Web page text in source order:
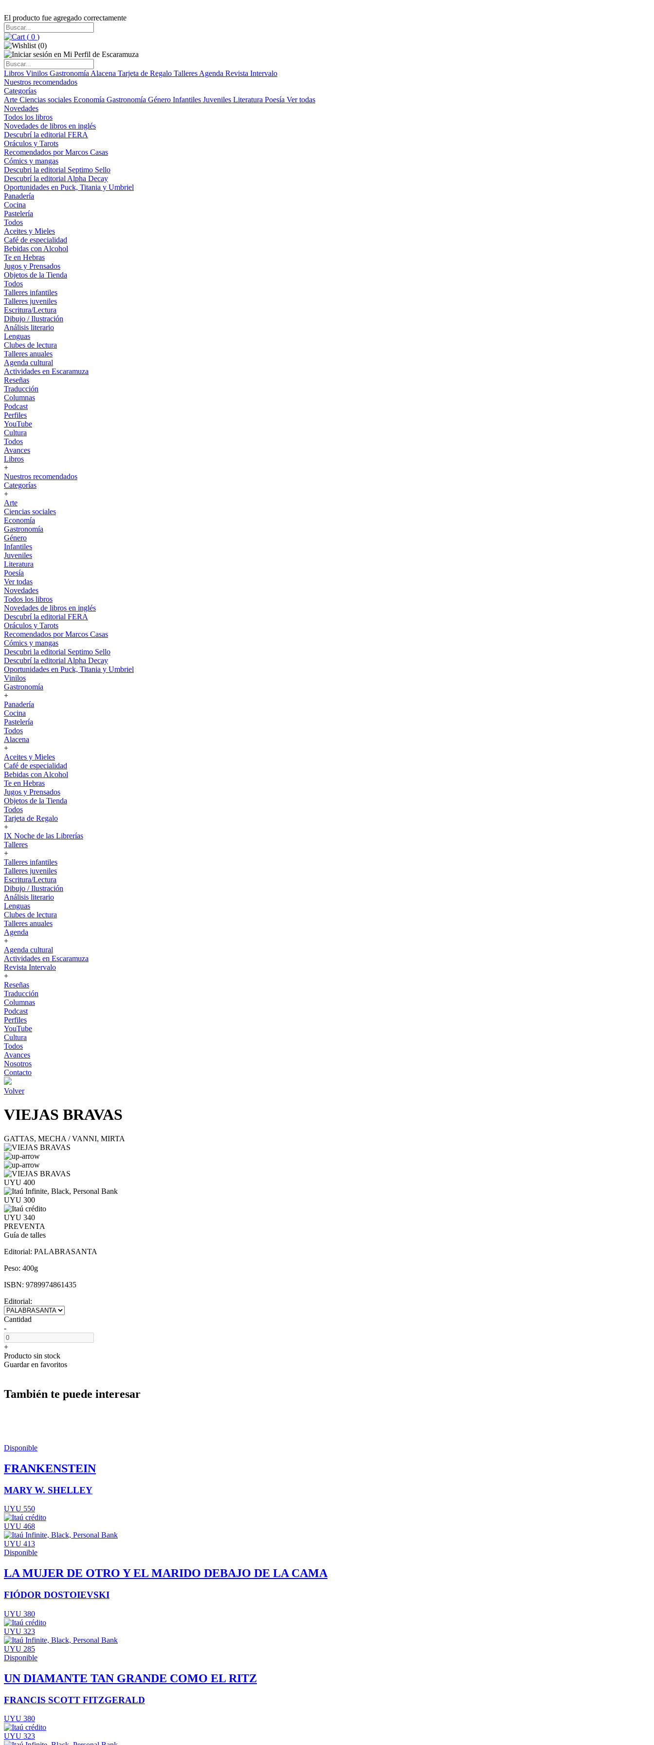
El producto fue agregado correctamente
( 0 )
(0)
Libros Vinilos Gastronomía Alacena Tarjeta de Regalo Talleres Agenda Revista Intervalo
Nuestros recomendados
Categorías
Arte Ciencias sociales Economía Gastronomía Género Infantiles Juveniles Literatura Poesía Ver todas
Novedades
Todos los libros
Novedades de libros en inglés
Descubrí la editorial FERA
Oráculos y Tarots
Recomendados por Marcos Casas
Cómics y mangas
Descubri la editorial Septimo Sello
Descubrí la editorial Alpha Decay
Oportunidades en Puck, Titania y Umbriel
Panadería
Cocina
Pastelería
Todos
Aceites y Mieles
Café de especialidad
Bebidas con Alcohol
Te en Hebras
Jugos y Prensados
Objetos de la Tienda
Todos
Talleres infantiles
Talleres juveniles
Escritura/Lectura
Dibujo / Ilustración
Análisis literario
Lenguas
Clubes de lectura
Talleres anuales
Agenda cultural
Actividades en Escaramuza
Reseñas
Traducción
Columnas
Podcast
Perfiles
YouTube
Cultura
Todos
Avances
Libros
+
Nuestros recomendados
Categorías
+
Arte
Ciencias sociales
Economía
Gastronomía
Género
Infantiles
Juveniles
Literatura
Poesía
Ver todas
Novedades
Todos los libros
Novedades de libros en inglés
Descubrí la editorial FERA
Oráculos y Tarots
Recomendados por Marcos Casas
Cómics y mangas
Descubri la editorial Septimo Sello
Descubrí la editorial Alpha Decay
Oportunidades en Puck, Titania y Umbriel
Vinilos
Gastronomía
+
Panadería
Cocina
Pastelería
Todos
Alacena
+
Aceites y Mieles
Café de especialidad
Bebidas con Alcohol
Te en Hebras
Jugos y Prensados
Objetos de la Tienda
Todos
Tarjeta de Regalo
+
IX Noche de las Librerías
Talleres
+
Talleres infantiles
Talleres juveniles
Escritura/Lectura
Dibujo / Ilustración
Análisis literario
Lenguas
Clubes de lectura
Talleres anuales
Agenda
+
Agenda cultural
Actividades en Escaramuza
Revista Intervalo
+
Reseñas
Traducción
Columnas
Podcast
Perfiles
YouTube
Cultura
Todos
Avances
Nosotros
Contacto
Volver
VIEJAS BRAVAS
GATTAS, MECHA / VANNI, MIRTA
UYU 400
UYU 300
UYU 340
PREVENTA
Guía de talles
Editorial: PALABRASANTA
Peso: 400g
ISBN: 9789974861435
Editorial:
Cantidad
-
+
Producto sin stock
Guardar en favoritos
También te puede interesar
Disponible
FRANKENSTEIN
MARY W. SHELLEY
UYU 550
UYU 468
UYU 413
Disponible
LA MUJER DE OTRO Y EL MARIDO DEBAJO DE LA CAMA
FIÓDOR DOSTOIEVSKI
UYU 380
UYU 323
UYU 285
Disponible
UN DIAMANTE TAN GRANDE COMO EL RITZ
FRANCIS SCOTT FITZGERALD
UYU 380
UYU 323